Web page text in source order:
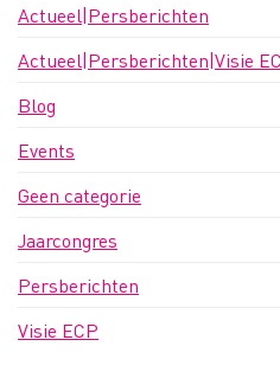
Actueel|Persberichten
Actueel|Persberichten|Visie
Blog
Events
Geen categorie
Jaarcongres
Persberichten
Visie ECP